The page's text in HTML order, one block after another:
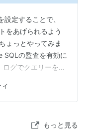
定することで、
をあげられるよう
ょっとやってみま
SQLの監査を有効に
グでクエリーを書
だけを対象にして
数にしてくださ
ます…
もっと見る